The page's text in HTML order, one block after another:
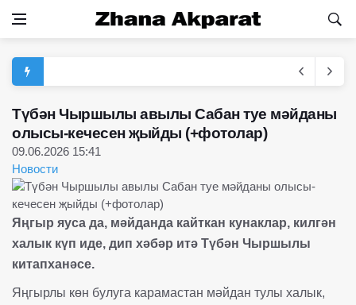
Түбән Чыршылы авылы Сабан туе мәйданы
олысы-кечесен җыйды (+фотолар)
09.06.2026 15:41
Новости
Яңгыр яуса да, мәйданда кайткан кунаклар, килгән
халык күп иде, дип хәбәр итә Түбән Чыршылы
китапханәсе.
Яңгырлы көн булуга карамастан мәйдан тулы халык,